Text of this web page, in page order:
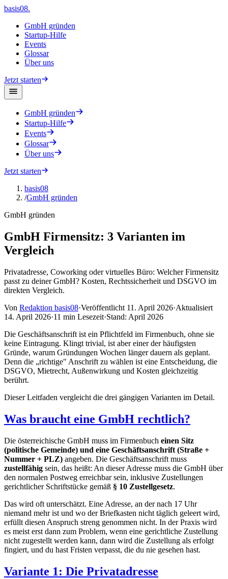
basis08.
GmbH gründen
Startup-Hilfe
Events
Glossar
Über uns
Jetzt starten
GmbH gründen
Startup-Hilfe
Events
Glossar
Über uns
Jetzt starten
basis08
/GmbH gründen
GmbH gründen
GmbH Firmensitz: 3 Varianten im
Vergleich
Privatadresse, Coworking oder virtuelles Büro: Welcher Firmensitz
passt zu deiner GmbH? Kosten, Rechtssicherheit und DSGVO im
direkten Vergleich.
Von Redaktion basis08·Veröffentlicht 11. April 2026·Aktualisiert
14. April 2026·11 min Lesezeit·Stand: April 2026
Die Geschäftsanschrift ist ein Pflichtfeld im Firmenbuch, ohne sie
keine Eintragung. Klingt trivial, ist aber einer der häufigsten
Gründe, warum Gründungen Wochen länger dauern als geplant.
Denn die „richtige" Anschrift zu wählen ist eine Entscheidung, die
DSGVO, Mietrecht, Außenwirkung und Kosten gleichzeitig
berührt.
Dieser Leitfaden vergleicht die drei gängigen Varianten im Detail.
Was braucht eine GmbH rechtlich?
Die österreichische GmbH muss im Firmenbuch einen Sitz
(politische Gemeinde) und eine Geschäftsanschrift (Straße +
Nummer + PLZ) angeben. Die Geschäftsanschrift muss
zustellfähig sein, das heißt: An dieser Adresse muss die GmbH über
den normalen Postweg erreichbar sein, inklusive Zustellungen
gerichtlicher Schriftstücke gemäß § 10 Zustellgesetz.
Das wird oft unterschätzt. Eine Adresse, an der nach 17 Uhr
niemand mehr ist und wo der Briefkasten nicht täglich geleert wird,
erfüllt diesen Anspruch streng genommen nicht. In der Praxis wird
es meist erst dann zum Problem, wenn eine gerichtliche Zustellung
nicht zugestellt werden kann, dann wird die Zustellung als erfolgt
fingiert, und du hast Fristen verpasst, die du nie gesehen hast.
Variante 1: Die Privatadresse